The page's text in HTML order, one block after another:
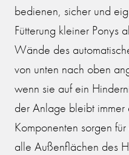
bedienen, sicher und
Fütterung kleiner Ponys
Wände des
von unten nach oben
wenn sie auf ein
der Anlage bleibt immer
Komponenten sorgen
alle Außenflächen des